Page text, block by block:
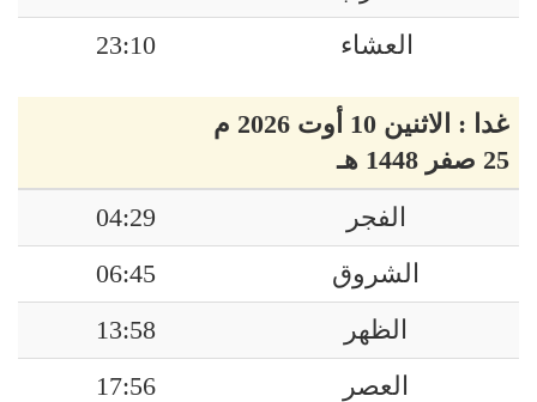
العشاء
23:10
غدا : الاثنين 10 أوت 2026 م
25 صفر 1448 هـ
الفجر
04:29
الشروق
06:45
الظهر
13:58
العصر
17:56